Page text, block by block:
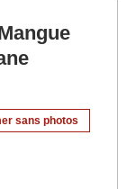
sans photos